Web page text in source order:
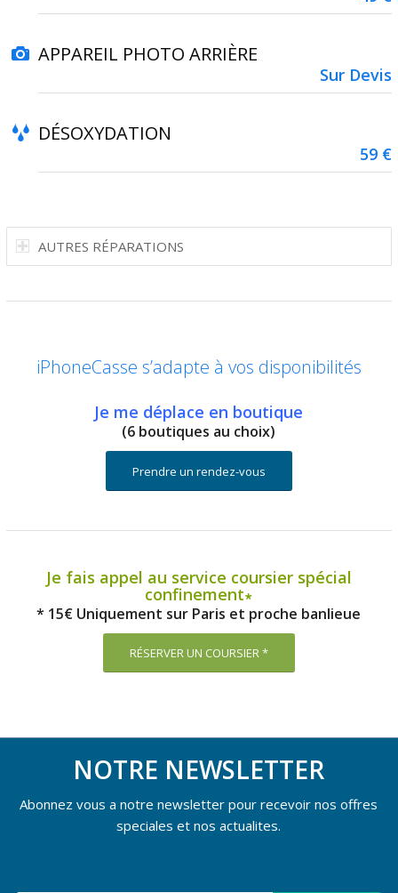
APPAREIL PHOTO ARRIÈRE
Sur Devis
DÉSOXYDATION
59 €
AUTRES RÉPARATIONS
iPhoneCasse s’adapte à vos disponibilités
Je me déplace en boutique
(6 boutiques au choix)
Prendre un rendez-vous
Je fais appel au service coursier spécial
confinement∗
* 15€ Uniquement sur Paris et proche banlieue
RÉSERVER UN COURSIER *
NOTRE NEWSLETTER
Abonnez vous a notre newsletter pour recevoir nos offres
speciales et nos actualites.